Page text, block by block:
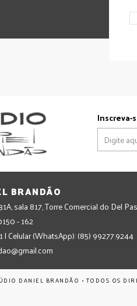
Inscreva-
BRANDÃO
sala 817, Torre Comercial do Del
- 162
| Celular (WhatsApp): (85) 99277.9244
DANIEL BRANDÃO • TODOS OS